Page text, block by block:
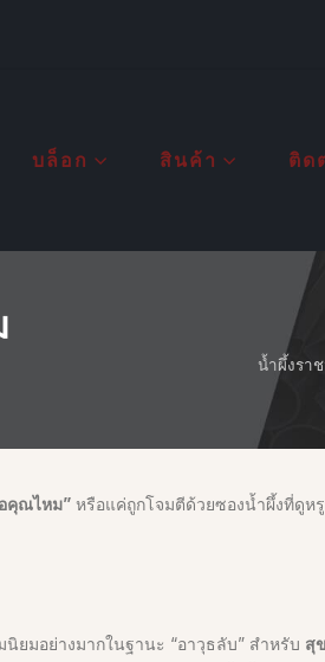
บล็อก สินค้า ติด
น้ำผึ้งรา
คุณไหม”หรือแค่ถูกโจมตีด้วยซองน้ำผึ้งที่ดู
นิยมอย่างมากในฐานะ “อาวุธลับ” สำหรับ สุ